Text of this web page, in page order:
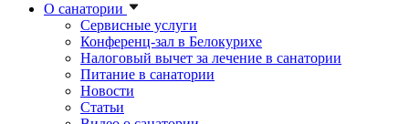
О санатории
Сервисные услуги
Конференц-зал в Белокурихе
Налоговый вычет за лечение в санатории
Питание в санатории
Новости
Статьи